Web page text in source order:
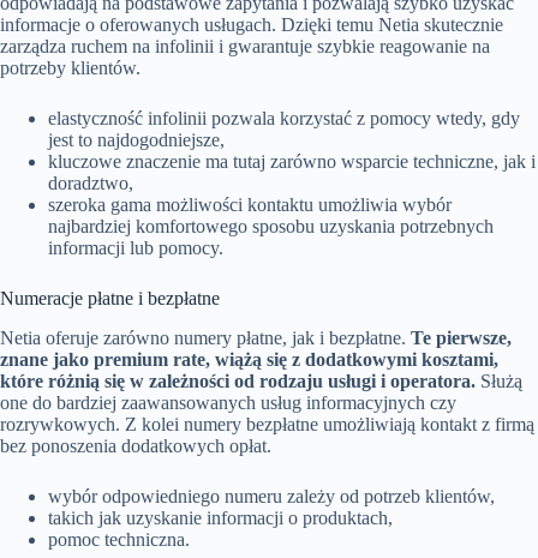
informacje o oferowanych usługach. Dzięki temu Netia skutecznie
zarządza ruchem na infolinii i gwarantuje szybkie reagowanie na
potrzeby klientów.
elastyczność infolinii pozwala korzystać z pomocy wtedy, gdy
jest to najdogodniejsze,
kluczowe znaczenie ma tutaj zarówno wsparcie techniczne, jak i
doradztwo,
szeroka gama możliwości kontaktu umożliwia wybór
najbardziej komfortowego sposobu uzyskania potrzebnych
informacji lub pomocy.
Numeracje płatne i bezpłatne
Netia oferuje zarówno numery płatne, jak i bezpłatne. Te pierwsze,
znane jako premium rate, wiążą się z dodatkowymi kosztami,
które różnią się w zależności od rodzaju usługi i operatora. Służą
one do bardziej zaawansowanych usług informacyjnych czy
rozrywkowych. Z kolei numery bezpłatne umożliwiają kontakt z firmą
bez ponoszenia dodatkowych opłat.
wybór odpowiedniego numeru zależy od potrzeb klientów,
takich jak uzyskanie informacji o produktach,
pomoc techniczna.